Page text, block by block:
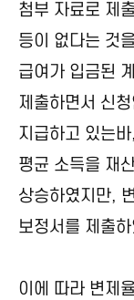
첨부 자료로 제
등이 없다는 것
급여가 입금된
제출하면서 신
지급하고 있는
평균 소득을 재
상승하였지만,
보정서를 제출
이에 따라 변제